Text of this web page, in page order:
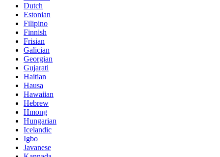
Dutch
Estonian
Filipino
Finnish
Frisian
Galician
Georgian
Gujarati
Haitian
Hausa
Hawaiian
Hebrew
Hmong
Hungarian
Icelandic
Igbo
Javanese